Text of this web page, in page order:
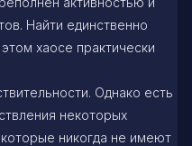
Найти единственно
хаосе практически
Однако есть
некоторых
никогда не имеют